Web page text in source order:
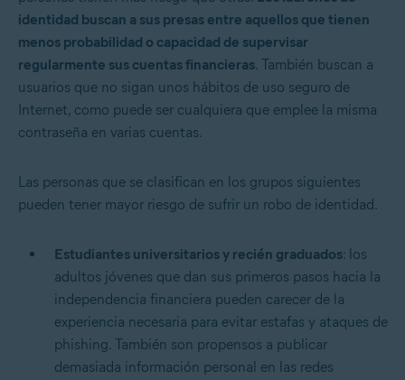
identidad buscan a sus presas entre aquellos que tienen
menos probabilidad o capacidad de supervisar
regularmente sus cuentas financieras. También buscan a
usuarios que no sigan unos hábitos de uso seguro de
Internet, como puede ser cualquiera que emplee la misma
contraseña en varias cuentas.
Las personas que se clasifican en los grupos siguientes
pueden tener mayor riesgo de sufrir un robo de identidad.
Estudiantes universitarios y recién graduados: los
adultos jóvenes que dan sus primeros pasos hacia la
independencia financiera pueden carecer de la
experiencia necesaria para evitar estafas y ataques de
phishing. También son propensos a publicar
demasiada información personal en las redes